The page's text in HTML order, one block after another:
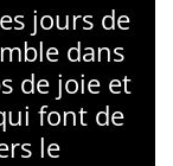
jours de
dans
de joie et
font de
le